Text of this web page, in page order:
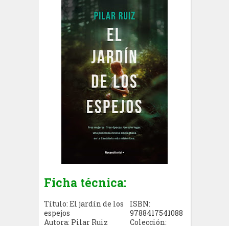
Ficha técnica:
Título: El jardín de los
espejos
ISBN:
9788417541088
Autora: Pilar Ruiz
Colección: